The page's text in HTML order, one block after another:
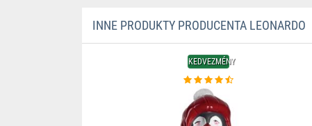
INNE PRODUKTY PRODUCENTA LEONARDO
KEDVEZMÉNY